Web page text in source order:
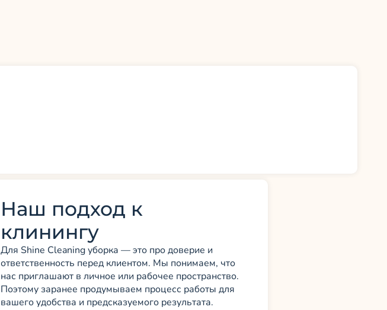
Наш подход к
клинингу
Для Shine Cleaning уборка — это про доверие и
ответственность перед клиентом. Мы понимаем, что
нас приглашают в личное или рабочее пространство.
Поэтому заранее продумываем процесс работы для
вашего удобства и предсказуемого результата.